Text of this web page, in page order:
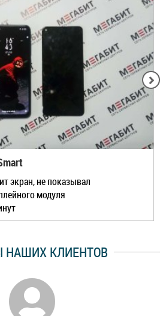
экран, не показывал
модуля
НАШИХ КЛИЕНТОВ